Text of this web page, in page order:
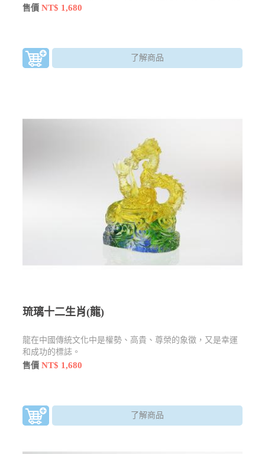
兔躍
售價NT$ 1,680
了解商品
琉璃十二生肖(龍)
龍在中國傳統文化中是權勢、高貴、尊榮的象徵，又是幸運
和成功的標誌。
售價NT$ 1,680
了解商品